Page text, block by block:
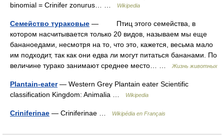
binomial = Crinifer zonurus… …
Wikipedia
Семейство тураковые — Птиц этого семейства, в
котором насчитывается только 20 видов, называем мы еще
бананоедами, несмотря на то, что это, кажется, весьма мало
им подходит, так как они едва ли могут питаться бананами. По
величине турако занимают среднее место… …
Жизнь животных
Plantain-eater— Western Grey Plantain eater Scientific
classification Kingdom: Animalia …
Wikipedia
Criniferinae — Criniferinae … Wikipédia en Français